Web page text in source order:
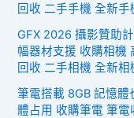
回收 二手手機 全新手
GFX 2026 攝影贊助
幅器材支援 收購相機
回收 二手相機 全新相
筆電搭載 8GB 記憶
體占用 收購筆電 筆